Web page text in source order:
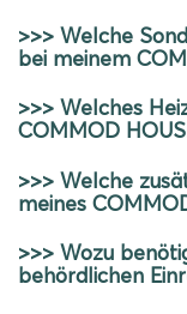
>>> Welche
bei meinem
>>> Welches
COMMOD
>>> Welche
meines
>>> Wozu
behördlichen